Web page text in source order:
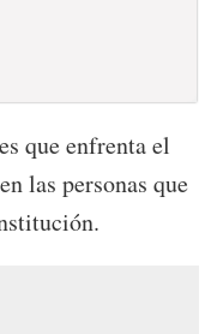
que enfrenta el
las personas que